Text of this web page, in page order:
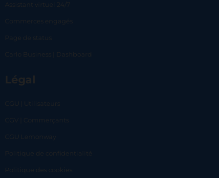
Assistant virtuel 24/7
Commerces engagés
Page de status
Carlo Business | Dashboard
Légal
CGU | Utilisateurs
CGV | Commerçants
CGU Lemonway
Politique de confidentialité
Politique des cookies